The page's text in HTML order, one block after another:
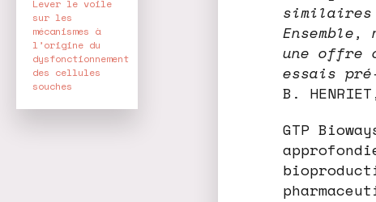
similaires
Ensemble,
une offre
essais
B.
GTP
Lever le voile
sur les
mécanismes à
l’origine du
dysfonctionnement
des cellules
souches